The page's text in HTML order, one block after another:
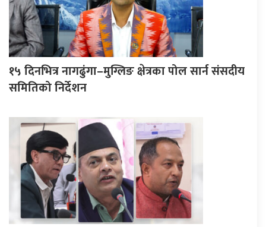
१५ दिनभित्र नागढुंगा–मुग्लिङ क्षेत्रका पोल सार्न संसदीय
समितिको निर्देशन